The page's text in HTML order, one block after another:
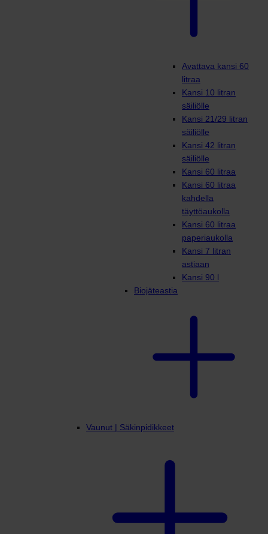
Avattava kansi 60
litraa
Kansi 10 litran
säiliölle
Kansi 21/29 litran
säiliölle
Kansi 42 litran
säiliölle
Kansi 60 litraa
Kansi 60 litraa
kahdella
täyttöaukolla
Kansi 60 litraa
paperiaukolla
Kansi 7 litran
astiaan
Kansi 90 l
Biojäteastia
Vaunut | Säkinpidikkeet